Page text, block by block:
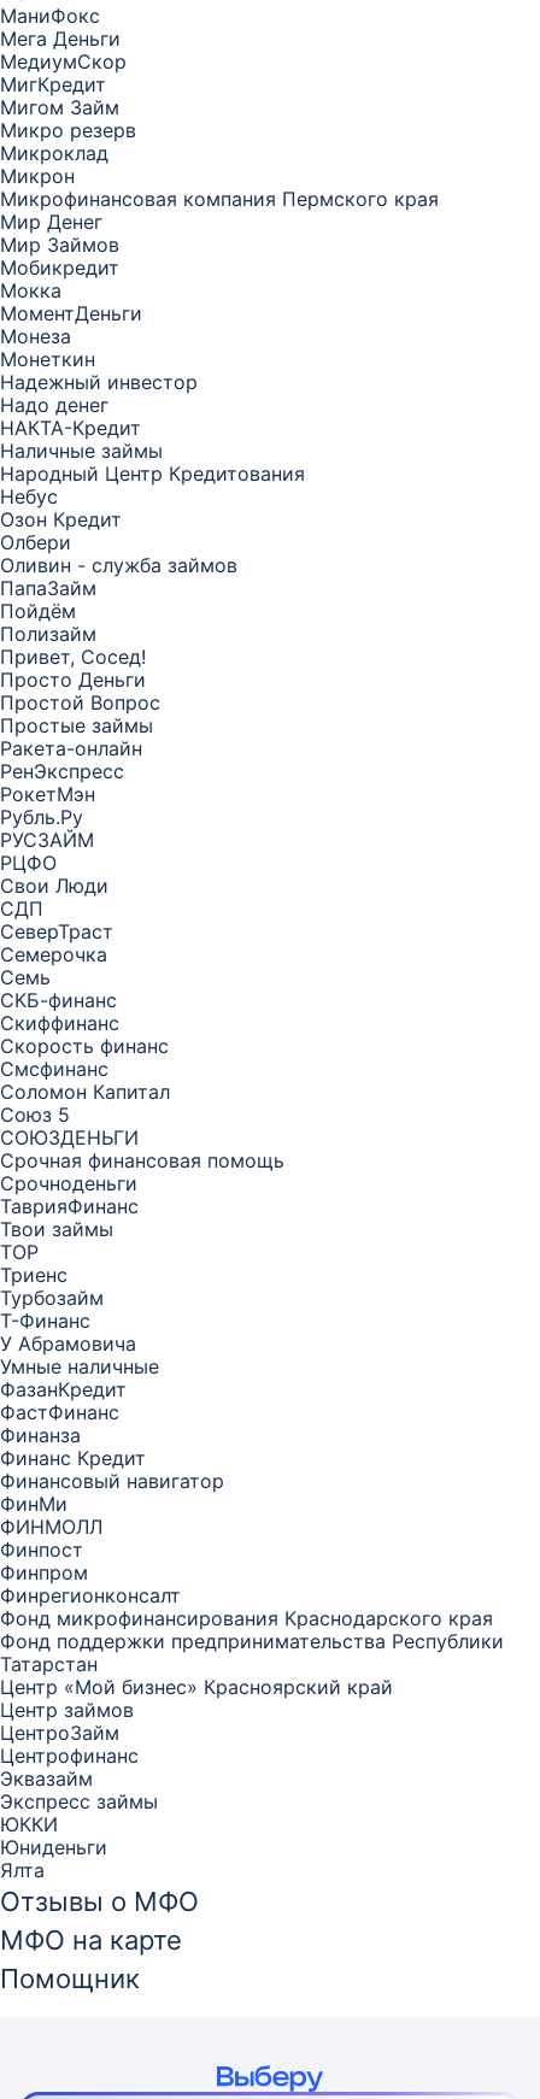
МаниФокс
Мега Деньги
МедиумСкор
МигКредит
Мигом Займ
Микро резерв
Микроклад
Микрон
Микрофинансовая компания Пермского края
Мир Денег
Мир Займов
Мобикредит
Мокка
МоментДеньги
Монеза
Монеткин
Надежный инвестор
Надо денег
НАКТА-Кредит
Наличные займы
Народный Центр Кредитования
Небус
Озон Кредит
Олбери
Оливин - служба займов
ПапаЗайм
Пойдём
Полизайм
Привет, Сосед!
Просто Деньги
Простой Вопрос
Простые займы
Ракета-онлайн
РенЭкспресс
РокетМэн
Рубль.Ру
РУСЗАЙМ
РЦФО
Свои Люди
СДП
СеверТраст
Семерочка
Семь
СКБ-финанс
Скиффинанс
Скорость финанс
Смсфинанс
Соломон Капитал
Союз 5
СОЮЗДЕНЬГИ
Срочная финансовая помощь
Срочноденьги
ТаврияФинанс
Твои займы
ТОР
Триенс
Турбозайм
Т-Финанс
У Абрамовича
Умные наличные
ФазанКредит
ФастФинанс
Финанза
Финанс Кредит
Финансовый навигатор
ФинМи
ФИНМОЛЛ
Финпост
Финпром
Финрегионконсалт
Фонд микрофинансирования Краснодарского края
Фонд поддержки предпринимательства Республики
Татарстан
Центр «Мой бизнес» Красноярский край
Центр займов
ЦентроЗайм
Центрофинанс
Эквазайм
Экспресс займы
ЮККИ
Юниденьги
Ялта
Отзывы о МФО
МФО на карте
Помощник